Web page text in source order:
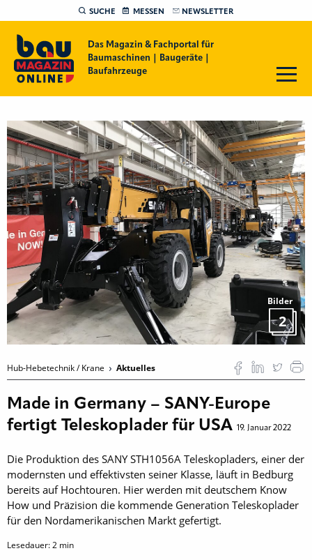
SUCHE MESSEN NEWSLETTER
Das Magazin & Fachportal für
Baumaschinen | Baugeräte |
Baufahrzeuge
Bilder
2
Hub-Hebetechnik / Krane Aktuelles
Made in Germany – SANY-Europe
fertigt Teleskoplader für USA 19. Januar 2022
Die Produktion des SANY STH1056A Teleskopladers, einer der
modernsten und effektivsten seiner Klasse, läuft in Bedburg
bereits auf Hochtouren. Hier werden mit deutschem Know
How und Präzision die kommende Generation Teleskoplader
für den Nordamerikanischen Markt gefertigt.
Lesedauer:2 min